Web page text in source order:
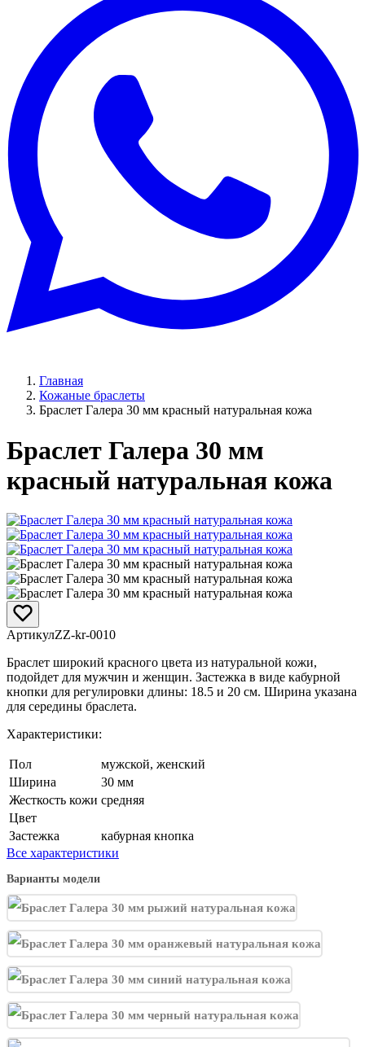
Главная
Кожаные браслеты
Браслет Галера 30 мм красный натуральная кожа
Браслет Галера 30 мм
красный натуральная кожа
АртикулZZ-kr-0010
Браслет широкий красного цвета из натуральной кожи,
подойдет для мужчин и женщин. Застежка в виде кабурной
кнопки для регулировки длины: 18.5 и 20 см.​ Ширина указана
для середины браслета.
Характеристики:
Пол
мужской, женский
Ширина
30 мм
Жесткость кожи средняя
Цвет
Застежка
кабурная кнопка
Все характеристики
Варианты модели